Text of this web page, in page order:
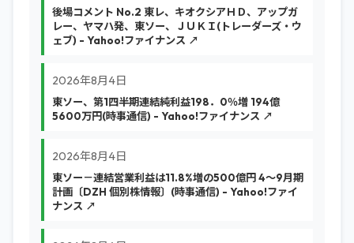
後場コメント No.2 東レ、キオクシアＨＤ、アップガ
レー、ヤマハ発、東ソー、ＪＵＫＩ(トレーダーズ・ウ
ェブ) - Yahoo!ファイナンス ↗
2026年8月4日
東ソー、第1四半期連結純利益198．0％増 194億
5600万円(時事通信) - Yahoo!ファイナンス ↗
2026年8月4日
東ソー－連結営業利益は11.8%増の500億円 4～9月期
計画〔DZH 個別株情報〕(時事通信) - Yahoo!ファイ
ナンス ↗